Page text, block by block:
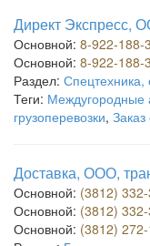
Директ Экспресс,
Основной: 8-922-188-
Основной: 8-922-188-
Раздел: Спецтехника,
Теги: Междугородные
грузоперевозки, Заказ
Доставка, ООО,
Основной: (3812)
Основной: (3812)
Основной: (3812)